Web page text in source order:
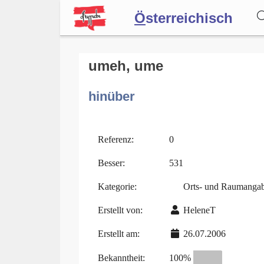
Österreichisch
Forum
Blog
umeh, ume
hinüber
Referenz: 0
Besser: 531
Kategorie: Orts- und
Erstellt von: HeleneT
Erstellt am: 26.07.2006
Bekanntheit: 100%